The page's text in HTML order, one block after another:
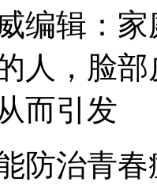
编辑：
人，脸
而引发
防治青春